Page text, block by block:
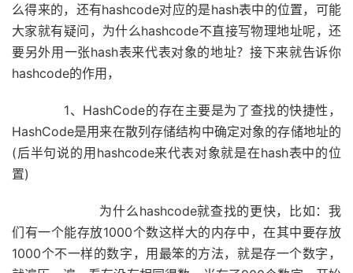
么得来的，还有hashcode对应的是hash表中的位置，可能
大家就有疑问，为什么hashcode不直接写物理地址呢，还
要另外用一张hash表来代表对象的地址？接下来就告诉你
hashcode的作用，
1、HashCode的存在主要是为了查找的快捷性，
HashCode是用来在散列存储结构中确定对象的存储地址的
(后半句说的用hashcode来代表对象就是在hash表中的位
置)
为什么hashcode就查找的更快，比如：我
们有一个能存放1000个数这样大的内存中，在其中要存放
1000个不一样的数字，用最笨的方法，就是存一个数字，